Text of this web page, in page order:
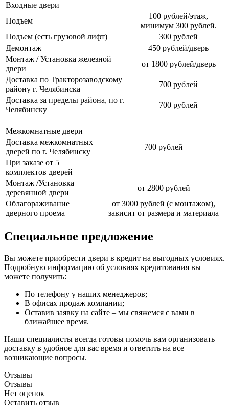
Входные двери
Подъем
100 рублей/этаж,
минимум 300 рублей.
Подъем (есть грузовой лифт)
300 рублей
Демонтаж
450 рублей/дверь
Монтаж / Установка железной
двери
от 1800 рублей/дверь
Доставка по Тракторозаводскому
району г. Челябинска
700 рублей
Доставка за пределы района, по г.
Челябинску
700 рублей
Межкомнатные двери
Доставка межкомнатных
дверей по г. Челябинску
700 рублей
При заказе от 5
комплектов дверей
Монтаж /Установка
деревянной двери
от 2800 рублей
Облагораживание
дверного проема
от 3000 рублей (с монтажом),
зависит от размера и материала
Специальное предложение
Вы можете приобрести двери в кредит на выгодных условиях.
Подробную информацию об условиях кредитования вы
можете получить:
По телефону у наших менеджеров;
В офисах продаж компании;
Оставив заявку на сайте – мы свяжемся с вами в
ближайшее время.
Наши специалисты всегда готовы помочь вам организовать
доставку в удобное для вас время и ответить на все
возникающие вопросы.
Отзывы
Отзывы
Нет оценок
Оставить отзыв